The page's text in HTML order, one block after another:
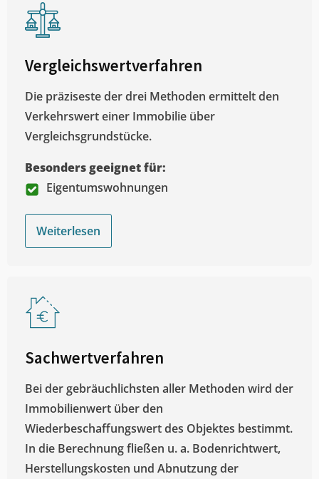
Vergleichswertverfahren
Die präziseste der drei Methoden ermittelt den
Verkehrswert einer Immobilie über
Vergleichsgrundstücke.
Besonders geeignet für:
Eigentumswohnungen
Weiterlesen
Sachwertverfahren
Bei der gebräuchlichsten aller Methoden wird der
Immobilienwert über den
Wiederbeschaffungswert des Objektes bestimmt.
In die Berechnung fließen u. a. Bodenrichtwert,
Herstellungskosten und Abnutzung der